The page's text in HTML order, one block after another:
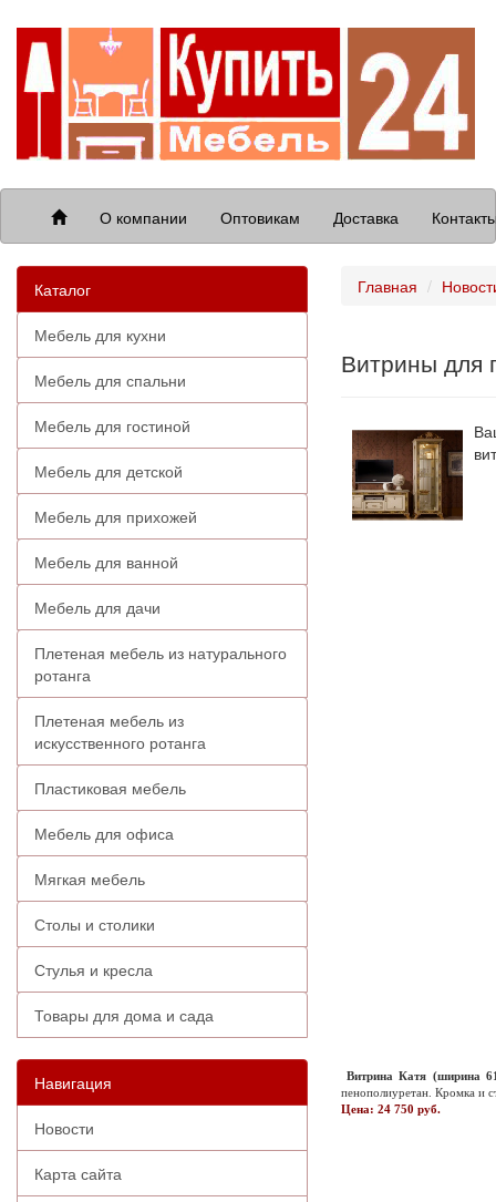
О компании Оптовикам Доставка
Каталог
Мебель для кухни
Мебель для спальни
Мебель для гостиной
Мебель для детской
Мебель для прихожей
Мебель для ванной
Мебель для дачи
Плетеная мебель из натурального
ротанга
Плетеная мебель из
искусственного ротанга
Пластиковая мебель
Мебель для офиса
Мягкая мебель
Столы и столики
Стулья и кресла
Товары для дома и сада
Навигация
Новости
Карта сайта
Главная
Витрины для
Витрина Катя (ширина
пенополиуретан. Кромка и
Цена: 24 750 руб.